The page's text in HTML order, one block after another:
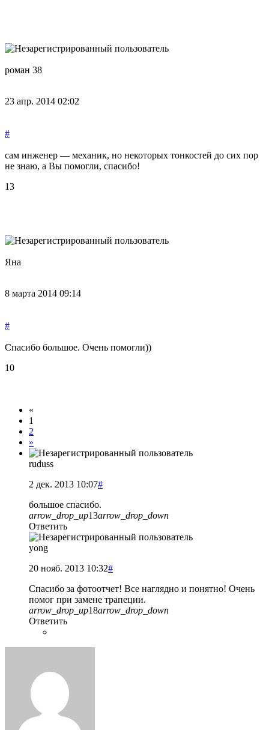
роман 38
23 апр. 2014 02:02
#
сам инженер — механик, но некоторых тонкостей до сих пор
не знаю, а Вы помогли, спасибо!
13
Яна
8 марта 2014 09:14
#
Спасибо большое. Очень помогли))
10
«
1
2
»
ruduss
2 дек. 2013 10:07#
большое спасибо.
arrow_drop_up13arrow_drop_down
Ответить
yong
20 нояб. 2013 10:32#
Спасибо за фотоотчет! Все наглядно и понятно! Очень
помог при замене трапеции.
arrow_drop_up18arrow_drop_down
Ответить